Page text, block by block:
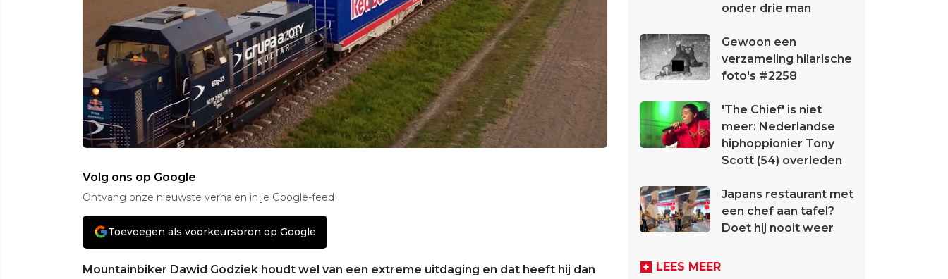
Volg ons op Google
Ontvang onze nieuwste verhalen in je Google-feed
Toevoegen als voorkeursbron op Google
Mountainbiker Dawid Godziek houdt wel van een extreme uitdaging en dat heeft hij dan
onder drie man
Gewoon een
verzameling hilarische
foto's #2258
'The Chief' is niet
meer: Nederlandse
hiphoppionier Tony
Scott (54) overleden
Japans restaurant met
een chef aan tafel?
Doet hij nooit weer
LEES MEER